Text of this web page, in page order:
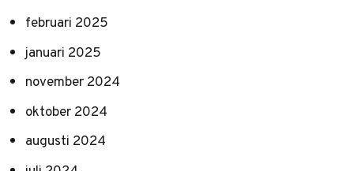
februari 2025
januari 2025
november 2024
oktober 2024
augusti 2024